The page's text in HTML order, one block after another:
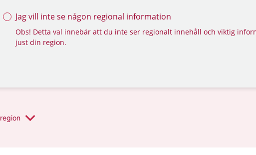
Jag vill inte se någon regional information
Obs! Detta val innebär att du inte ser regionalt innehåll och viktig
just din region.
region